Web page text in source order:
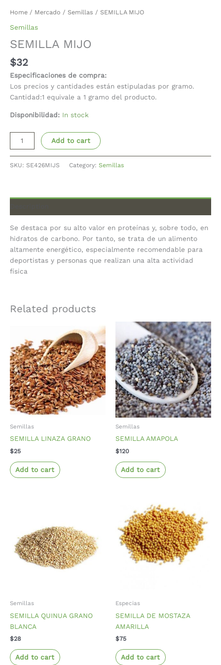
Home / Mercado / Semillas / SEMILLA MIJO
Semillas
SEMILLA MIJO
$32
Especificaciones de compra:
Los precios y cantidades están estipuladas por gramo.
Cantidad:1 equivale a 1 gramo del producto.
Disponibilidad: In stock
Add to cart
SKU: SE426MIJS Category: Semillas
Se destaca por su alto valor en proteínas y, sobre todo, en
hidratos de carbono. Por tanto, se trata de un alimento
altamente energético, especialmente recomendable para
deportistas y personas que realizan una alta actividad
física
Related products
Semillas
SEMILLA LINAZA GRANO
$25
Add to cart
Semillas
SEMILLA AMAPOLA
$120
Add to cart
Semillas
SEMILLA QUINUA GRANO
BLANCA
$28
Add to cart
Especias
SEMILLA DE MOSTAZA
AMARILLA
$75
Add to cart